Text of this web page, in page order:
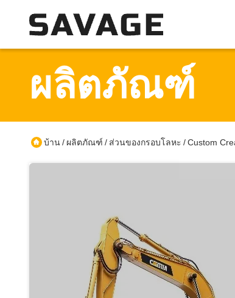
ผลิตภัณฑ์
บ้าน/ ผลิตภัณฑ์ / ส่วนของกรอบโลหะ /Custom